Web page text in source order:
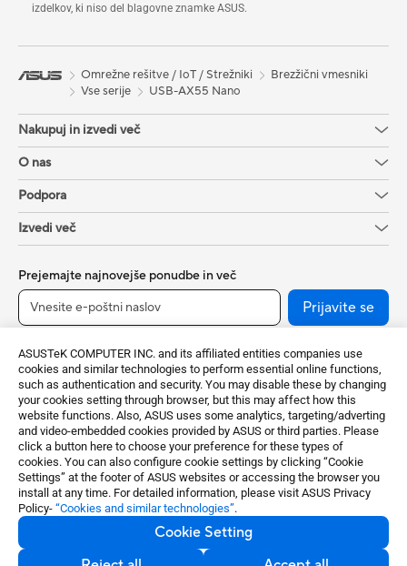
ASUSTeK COMPUTER INC. and its affiliated entities companies use
cookies and similar technologies to perform essential online functions,
such as authentication and security. You may disable these by changing
your cookies setting through browser, but this may affect how this
website functions. Also, ASUS uses some analytics, targeting/adverting
and video-embedded cookies provided by ASUS or third parties. Please
click a button here to choose your preference for these types of
cookies. You can also configure cookie settings by clicking “Cookie
Settings” at the footer of ASUS websites or accessing the browser you
install at any time. For detailed information, please visit ASUS Privacy
Policy- “Cookies and similar technologies”.
Cookie Setting
izdelkov, ki niso del blagovne znamke ASUS.
Omrežne rešitve / IoT / Strežniki
Brezžični vmesniki
Vse serije
USB-AX55 Nano
Nakupuj in izvedi več
O nas
Podpora
Izvedi več
Prejemajte najnovejše ponudbe in več
Prijavite se
Slovenia / Slovenian
©ASUSTeK Computer Inc. All rights reserved.
Nastavitve piškotkov